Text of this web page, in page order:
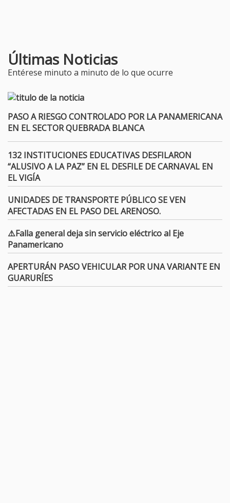
Últimas Noticias
Entérese minuto a minuto de lo que ocurre
PASO A RIESGO CONTROLADO POR LA PANAMERICANA
EN EL SECTOR QUEBRADA BLANCA
132 INSTITUCIONES EDUCATIVAS DESFILARON
“ALUSIVO A LA PAZ” EN EL DESFILE DE CARNAVAL EN
EL VIGÍA
UNIDADES DE TRANSPORTE PÚBLICO SE VEN
AFECTADAS EN EL PASO DEL ARENOSO.
⚠️Falla general deja sin servicio eléctrico al Eje
Panamericano
APERTURÁN PASO VEHICULAR POR UNA VARIANTE EN
GUARURÍES